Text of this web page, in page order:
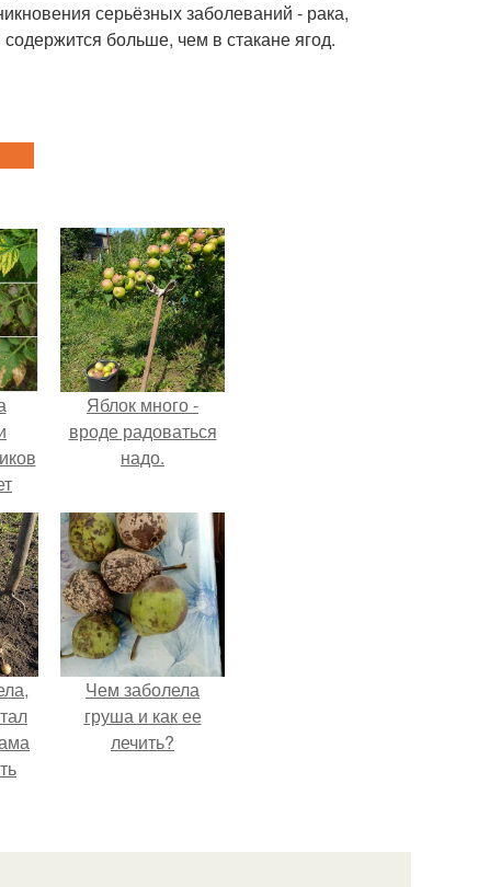
серьёзных заболеваний - рака,
больше, чем в стакане ягод.
Яблок много -
вроде радоваться
надо.
Чем заболела
груша и как ее
лечить?